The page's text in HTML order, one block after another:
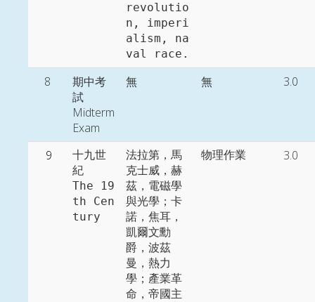
revolutio
n, imperi
alism, na
8
期中考
試
Midterm
Exam
無 無 3.0
9
十九世
紀
The 19
th Cen
tury
法拉第，馬
克士威，赫
茲，電磁學
與光學；卡
諾，焦耳，
凱爾文勳
爵，波茲
曼，熱力
學；產業革
命，帝國主
物理作業 3.0